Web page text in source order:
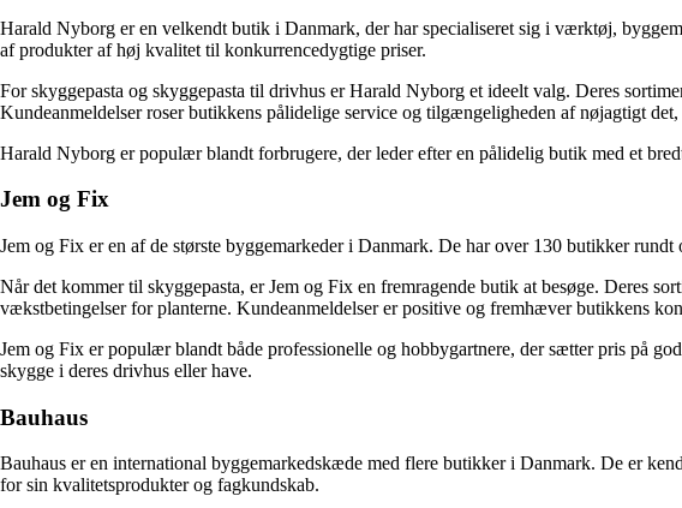
Harald Nyborg er en velkendt butik i Danmark, der har specialiseret sig i værktøj,
af produkter af høj kvalitet til konkurrencedygtige priser.
For skyggepasta og skyggepasta til drivhus er Harald Nyborg et ideelt valg. Deres
Kundeanmeldelser roser butikkens pålidelige service og tilgængeligheden af nøjagtigt det,
Harald Nyborg er populær blandt forbrugere, der leder efter en pålidelig butik med et
Jem og Fix
Jem og Fix er en af de største byggemarkeder i Danmark. De har over 130 butikker
Når det kommer til skyggepasta, er Jem og Fix en fremragende butik at besøge. Deres
vækstbetingelser for planterne. Kundeanmeldelser er positive og fremhæver butikkens
Jem og Fix er populær blandt både professionelle og hobbygartnere, der sætter pris på
skygge i deres drivhus eller have.
Bauhaus
Bauhaus er en international byggemarkedskæde med flere butikker i Danmark. De er
for sin kvalitetsprodukter og fagkundskab.